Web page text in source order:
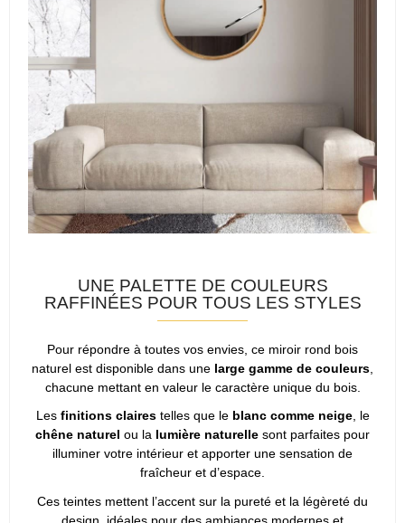
UNE PALETTE DE COULEURS
RAFFINÉES POUR TOUS LES STYLES
Pour répondre à toutes vos envies, ce miroir rond bois
naturel est disponible dans une large gamme de couleurs
chacune mettant en valeur le caractère unique du bois.
Les finitions clairestelles que le blanc comme neige, le
chêne naturel ou la lumière naturelle sont parfaites pour
illuminer votre intérieur et apporter une sensation de
fraîcheur et d’espace.
Ces teintes mettent l’accent sur la pureté et la légèreté du
design, idéales pour des ambiances modernes et